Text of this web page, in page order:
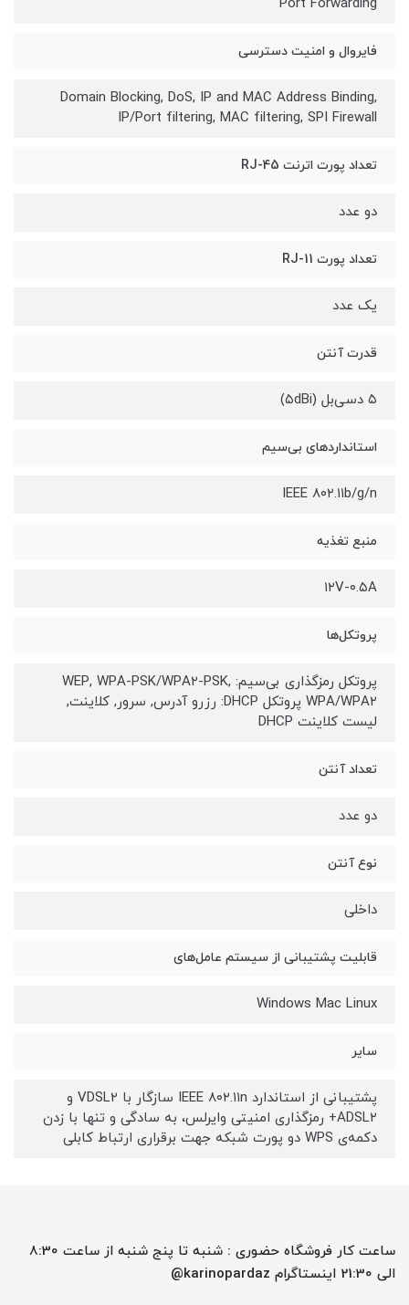
فایروال و امنیت دسترسی
Domain Blocking, DoS, IP and MAC Address Binding,
IP/Port filtering, MAC filtering, SPI Firewall
تعداد پورت اترنت RJ-45
دو عدد
تعداد پورت RJ-11
یک عدد
قدرت آنتن
۵ دسی‌بل (۵dBi)
استانداردهای بی‌سیم
IEEE ۸۰۲.۱۱b/g/n
منبع تغذیه
۱۲V-۰.۵A
پروتکل‌ها
پروتکل رمزگذاری بی‌سیم: WEP, WPA-PSK/WPA۲-PSK,
WPA/WPA۲ پروتکل DHCP: رزرو آدرس, سرور, کلاینت,
لیست کلاینت DHCP
تعداد آنتن
دو عدد
نوع آنتن
داخلی
قابلیت پشتیبانی از سیستم عامل‌های
Windows Mac Linux
سایر
پشتیبانی از استاندارد IEEE ۸۰۲.۱۱n سازگار با VDSL۲ و
ADSL۲+ رمزگذاری امنیتی وایرلس، به سادگی و تنها با زدن
دکمه‌ی WPS دو پورت شبکه جهت برقراری ارتباط کابلی
ساعت کار فروشگاه حضوری : شنبه تا پنج شنبه از ساعت 8:30
الی 21:30 اینستاگرام karinopardaz@